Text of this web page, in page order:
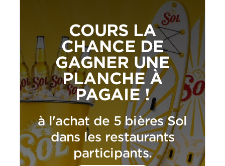
COURS LA
CHANCE DE
GAGNER UNE
PLANCHE À
PAGAIE !
à l'achat de 5 bières Sol
dans les restaurants
participants.